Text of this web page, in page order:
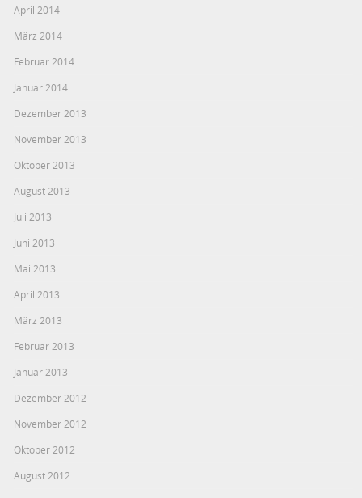
April 2014
März 2014
Februar 2014
Januar 2014
Dezember 2013
November 2013
Oktober 2013
August 2013
Juli 2013
Juni 2013
Mai 2013
April 2013
März 2013
Februar 2013
Januar 2013
Dezember 2012
November 2012
Oktober 2012
August 2012